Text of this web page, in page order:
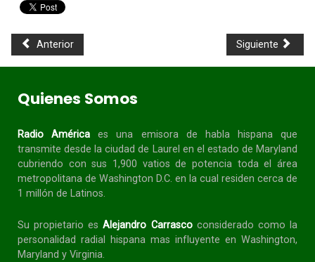
Anterior Siguiente
Quienes Somos
Radio América es una emisora de habla hispanaque
transmite desde la ciudad de Laurel en el estado de Maryland
cubriendo con sus 1,900 vatios de potencia toda el área
metropolitana de Washington D.C. en la cual residen cerca de
1 millón de Latinos.
Su propietario esAlejandro Carrascoconsiderado como la
personalidad radial
hispana mas influyente en Washington,
Maryland y Virginia.